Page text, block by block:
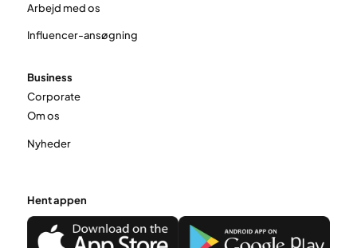
Arbejd med os
Influencer-ansøgning
Business
Corporate
Om os
Nyheder
Hent appen